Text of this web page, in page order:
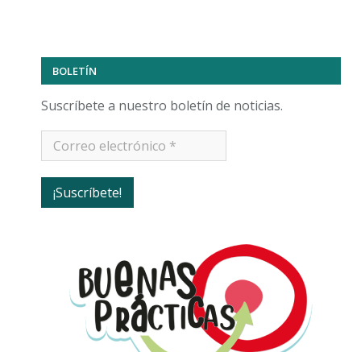
BOLETÍN
Suscríbete a nuestro boletín de noticias.